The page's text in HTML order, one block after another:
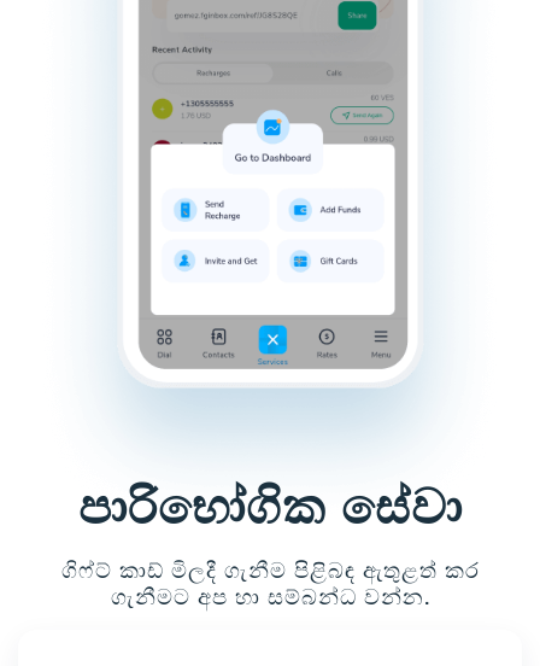
පාරිභෝගික සේවා
ගිෆ්ට් කාඩ් මිලදී ගැනීම පිළිබඳ ඇතුළත් කර
ගැනීමට අප හා සම්බන්ධ වන්න.